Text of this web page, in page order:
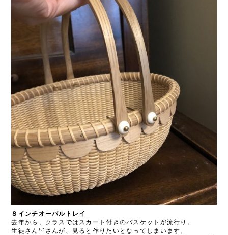
８インチオーバルトレイ
去年から、クラスではスカート付きのバスケットが流行り。
生徒さん皆さんが、見ると作りたいとなってしまいます。